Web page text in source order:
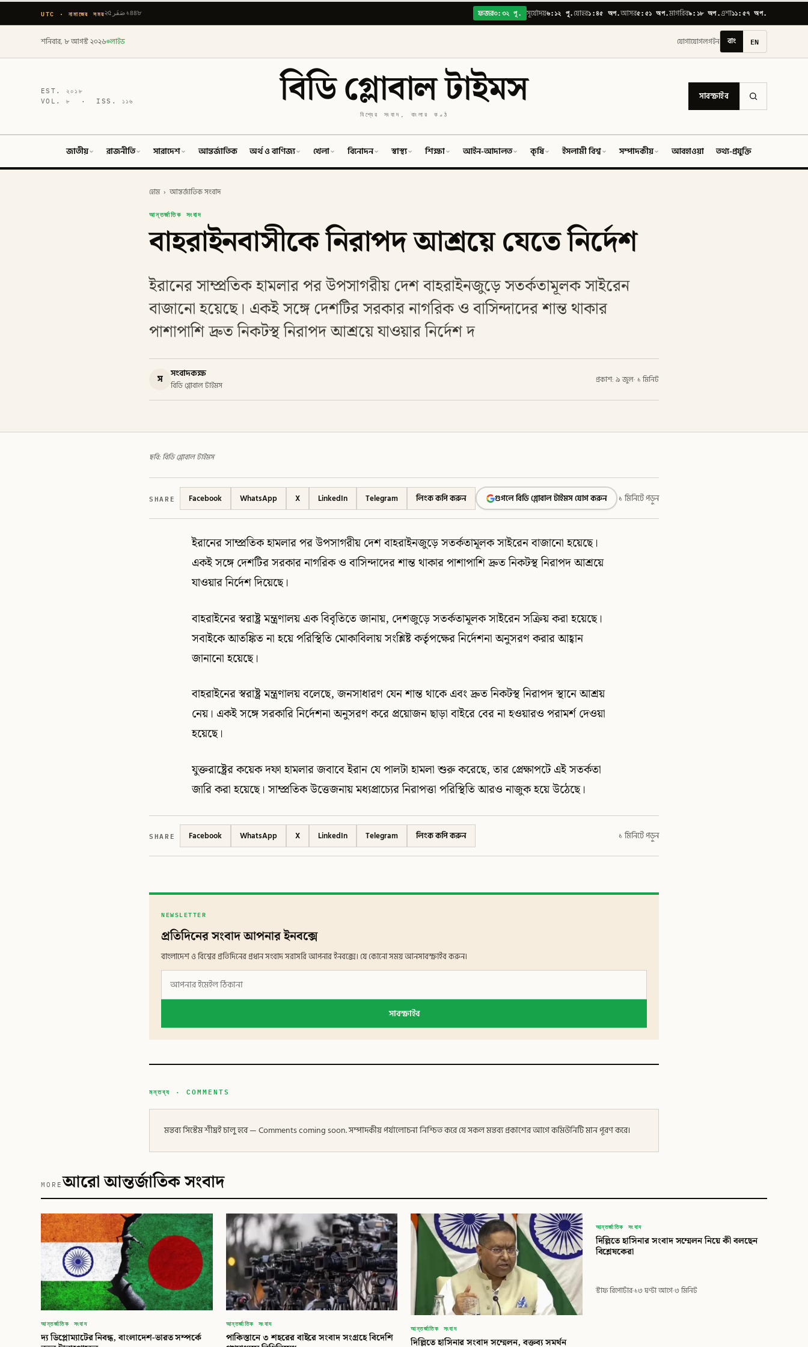
UTC · নামাজের সময় ২৫ صَفَر ১৪৪৮ ফজর৩:৩২ পূ. সূর্যোদয়৬:১২ পূ.যোহর১:৪৫ অপ.আসর৫:৫১ অপ.মাগরিব৯:১৮ অপ.এশা১১:৫৭ অপ.
শনিবার, ৮ আগস্ট ২০২৬ লাইভ যোগাযোগলগইন বাং EN
EST.২০১৮
VOL.৮ · ISS. ১১৬ বিডি গ্লোবাল টাইমস
বিশ্বের সংবাদ, বাংলার কণ্ঠ
সাবস্ক্রাইব
জাতীয় রাজনীতি সারাদেশ আন্তর্জাতিক অর্থ ও বাণিজ্য খেলা বিনোদন স্বাস্থ্য শিক্ষা আইন-আদালত কৃষি ইসলামী বিশ্ব সম্পাদকীয় আবহাওয়া তথ্য-প্রযুক্তি
হোম › আন্তর্জাতিক সংবাদ
আন্তর্জাতিক সংবাদ
বাহরাইনবাসীকে নিরাপদ আশ্রয়ে যেতে নির্দেশ
ইরানের সাম্প্রতিক হামলার পর উপসাগরীয় দেশ বাহরাইনজুড়ে সতর্কতামূলক সাইরেন
বাজানো হয়েছে। একই সঙ্গে দেশটির সরকার নাগরিক ও বাসিন্দাদের শান্ত থাকার
পাশাপাশি দ্রুত নিকটস্থ নিরাপদ আশ্রয়ে যাওয়ার নির্দেশ দ
স সংবাদকক্ষ
বিডি গ্লোবাল টাইমস
প্রকাশ: ৯ জুল· ১ মিনিট
ছবি: বিডি গ্লোবাল টাইমস
SHARE Facebook WhatsApp X LinkedIn Telegram লিংক কপি করুন গুগলে বিডি গ্লোবাল টাইমস যোগ করুন ১ মিনিটে পড়ুন
ইরানের সাম্প্রতিক হামলার পর উপসাগরীয় দেশ বাহরাইনজুড়ে সতর্কতামূলক সাইরেন বাজানো হয়েছে।
একই সঙ্গে দেশটির সরকার নাগরিক ও বাসিন্দাদের শান্ত থাকার পাশাপাশি দ্রুত নিকটস্থ নিরাপদ আশ্রয়ে
যাওয়ার নির্দেশ দিয়েছে।
বাহরাইনের স্বরাষ্ট্র মন্ত্রণালয় এক বিবৃতিতে জানায়, দেশজুড়ে সতর্কতামূলক সাইরেন সক্রিয় করা হয়েছে।
সবাইকে আতঙ্কিত না হয়ে পরিস্থিতি মোকাবিলায় সংশ্লিষ্ট কর্তৃপক্ষের নির্দেশনা অনুসরণ করার আহ্বান
জানানো হয়েছে।
বাহরাইনের স্বরাষ্ট্র মন্ত্রণালয় বলেছে, জনসাধারণ যেন শান্ত থাকে এবং দ্রুত নিকটস্থ নিরাপদ স্থানে আশ্রয়
নেয়। একই সঙ্গে সরকারি নির্দেশনা অনুসরণ করে প্রয়োজন ছাড়া বাইরে বের না হওয়ারও পরামর্শ দেওয়া
হয়েছে।
যুক্তরাষ্ট্রের কয়েক দফা হামলার জবাবে ইরান যে পালটা হামলা শুরু করেছে, তার প্রেক্ষাপটে এই সতর্কতা
জারি করা হয়েছে। সাম্প্রতিক উত্তেজনায় মধ্যপ্রাচ্যের নিরাপত্তা পরিস্থিতি আরও নাজুক হয়ে উঠেছে।
SHARE Facebook WhatsApp X LinkedIn Telegram লিংক কপি করুন ১ মিনিটে পড়ুন
NEWSLETTER
প্রতিদিনের সংবাদ আপনার ইনবক্সে
বাংলাদেশ ও বিশ্বের প্রতিদিনের প্রধান সংবাদ সরাসরি আপনার ইনবক্সে। যে কোনো সময় আনসাবস্ক্রাইব করুন।
সাবস্ক্রাইব
মন্তব্য · COMMENTS
মন্তব্য সিস্টেম শীঘ্রই চালু হবে — Comments coming soon. সম্পাদকীয় পর্যালোচনা নিশ্চিত করে যে সকল মন্তব্য প্রকাশের আগে কমিউনিটি মান পূরণ করে।
MOREআরো আন্তর্জাতিক সংবাদ
আন্তর্জাতিক সংবাদ
দ্য ডিপ্লোম্যাটের নিবন্ধ, বাংলাদেশ-ভারত সম্পর্কে
আন্তর্জাতিক সংবাদ
পাকিস্তানে ৩ শহরের বাইরে সংবাদ সংগ্রহে বিদেশি
আন্তর্জাতিক সংবাদ
দিল্লিতে হাসিনার সংবাদ সম্মেলন, বক্তব্য সমর্থন
বিডি
বিডি গ্লোবাল টাইমস
আন্তর্জাতিক সংবাদ
দিল্লিতে হাসিনার সংবাদ সম্মেলন নিয়ে কী বলছেন
বিশ্লেষকেরা
স্টাফ রিপোর্টার·১৩ ঘণ্টা আগে·৩ মিনিট